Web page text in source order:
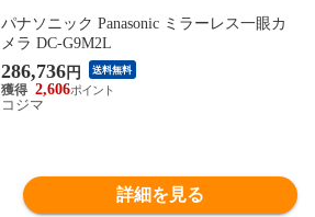
パナソニック Panasonic ミラーレス一眼カ
メラ DC-G9M2L
286,736円 送料無料
2,606
コジマ
詳細を見る